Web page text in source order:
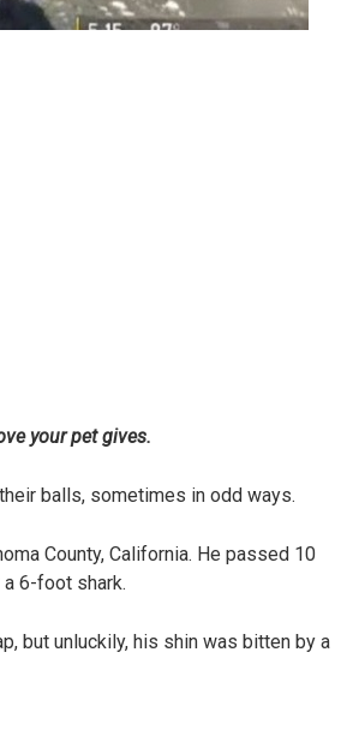
your pet gives.
balls, sometimes in odd ways.
County, California. He passed 10
6-foot shark.
but unluckily, his shin was bitten by a